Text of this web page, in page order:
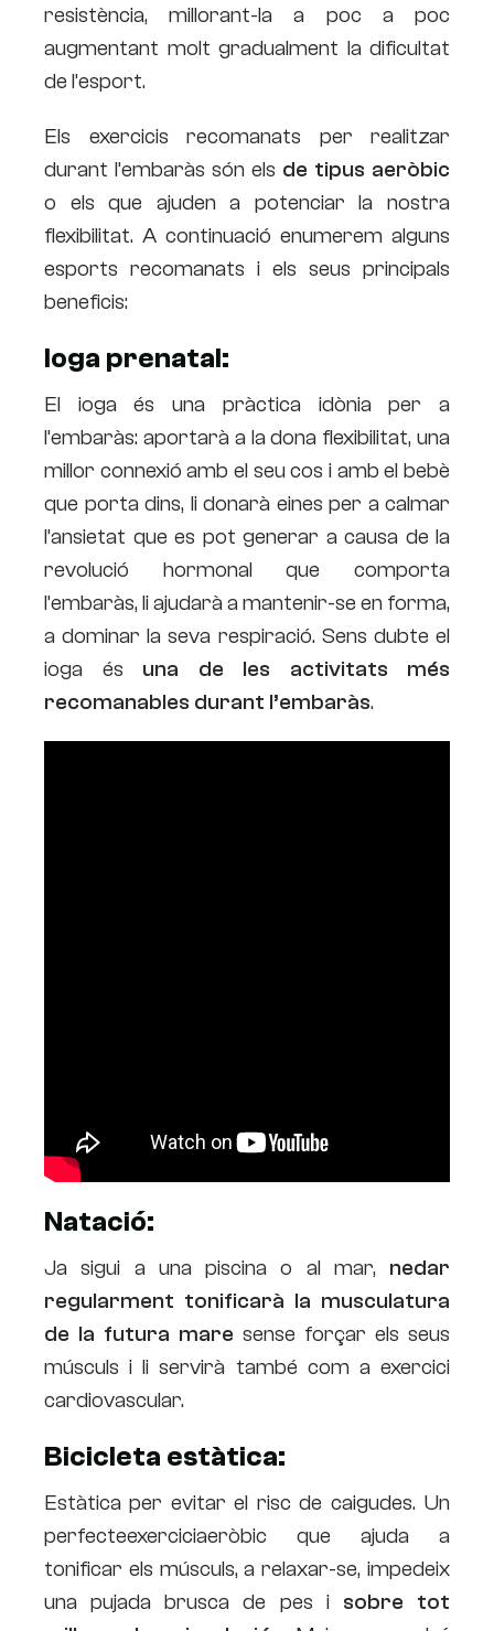
resistència, millorant-la a poc a poc
augmentant molt gradualment la dificultat
de l’esport.
Els exercicis recomanats per realitzar
durant l’embaràs són els de tipus aeròbic
o els que ajuden a potenciar la nostra
flexibilitat. A continuació enumerem alguns
esports recomanats i els seus principals
beneficis:
Ioga prenatal:
El ioga és una pràctica idònia per a
l’embaràs: aportarà a la dona flexibilitat, una
millor connexió amb el seu cos i amb el bebè
que porta dins, li donarà eines per a calmar
l’ansietat que es pot generar a causa de la
revolució hormonal que comporta
l’embaràs, li ajudarà a mantenir-se en forma,
a dominar la seva respiració. Sens dubte el
ioga és una de les activitats més
recomanables durant l’embaràs.
Natació:
Ja sigui a una piscina o al mar, nedar
regularment tonificarà la musculatura
de la futura mare sense forçar els seus
músculs i li servirà també com a exercici
cardiovascular.
Bicicleta estàtica:
Estàtica per evitar el risc de caigudes. Un
perfecteexerciciaeròbic que ajuda a
tonificar els músculs, a relaxar-se, impedeix
una pujada brusca de pes isobre tot